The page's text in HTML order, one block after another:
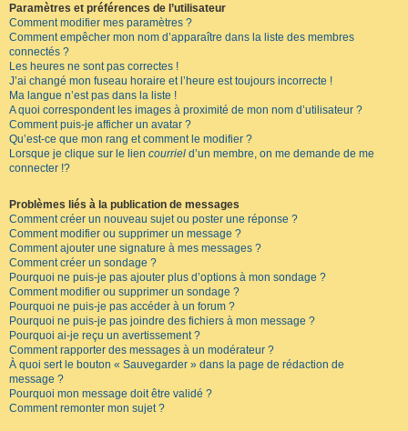
Paramètres et préférences de l’utilisateur
Comment modifier mes paramètres ?
Comment empêcher mon nom d’apparaître dans la liste des membres
connectés ?
Les heures ne sont pas correctes !
J’ai changé mon fuseau horaire et l’heure est toujours incorrecte !
Ma langue n’est pas dans la liste !
A quoi correspondent les images à proximité de mon nom d’utilisateur ?
Comment puis-je afficher un avatar ?
Qu’est-ce que mon rang et comment le modifier ?
Lorsque je clique sur le lien courriel d’un membre, on me demande de me
connecter !?
Problèmes liés à la publication de messages
Comment créer un nouveau sujet ou poster une réponse ?
Comment modifier ou supprimer un message ?
Comment ajouter une signature à mes messages ?
Comment créer un sondage ?
Pourquoi ne puis-je pas ajouter plus d’options à mon sondage ?
Comment modifier ou supprimer un sondage ?
Pourquoi ne puis-je pas accéder à un forum ?
Pourquoi ne puis-je pas joindre des fichiers à mon message ?
Pourquoi ai-je reçu un avertissement ?
Comment rapporter des messages à un modérateur ?
À quoi sert le bouton « Sauvegarder » dans la page de rédaction de
message ?
Pourquoi mon message doit être validé ?
Comment remonter mon sujet ?